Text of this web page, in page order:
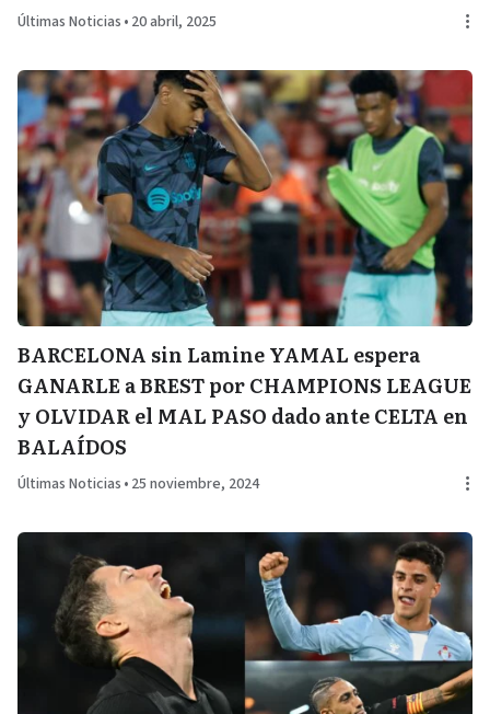
Últimas Noticias • 20 abril, 2025
BARCELONA sin Lamine YAMAL espera
GANARLE a BREST por CHAMPIONS LEAGUE
y OLVIDAR el MAL PASO dado ante CELTA en
BALAÍDOS
Últimas Noticias • 25 noviembre, 2024